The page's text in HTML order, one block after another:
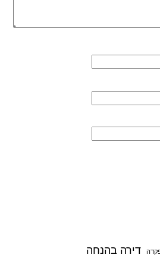
דירה בהנחה